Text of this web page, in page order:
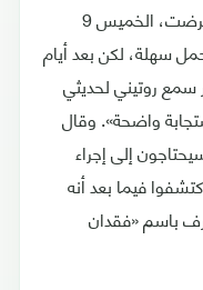
أوضحت جين في حلقة البرنامج التي عُرضت، الخميس 9
بفترة حمل سهلة، لكن بعد أيام
سمع روتيني لحديثي
واضحة». وقال
إلى إجراء
فيما بعد أنه
باسم «فقدان